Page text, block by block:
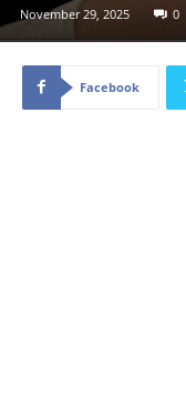
November 29, 2025 0
Facebook